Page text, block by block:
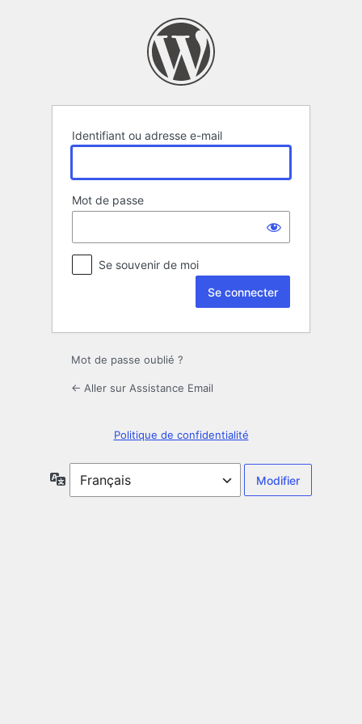
Identifiant ou adresse e-mail
Mot de passe
Se souvenir de moi
Mot de passe oublié ?
← Aller sur Assistance Email
Politique de confidentialité
Langue